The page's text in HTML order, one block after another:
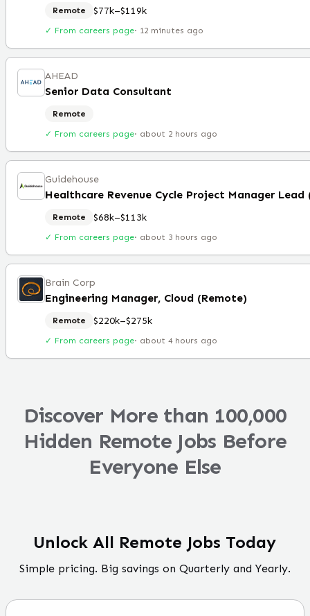
Remote $77k–$119k
✓ From careers page· 12 minutes ago
AHEAD
Senior Data Consultant
Remote
✓ From careers page· about 2 hours ago
Guidehouse
Remote $68k–$113k
✓ From careers page· about 3 hours ago
Brain Corp
Engineering Manager, Cloud (Remote)
Remote $220k–$275k
✓ From careers page· about 4 hours ago
Discover More than 100,000
Hidden Remote Jobs Before
Everyone Else
Unlock All Remote Jobs Today
Simple pricing. Big savings on Quarterly and Yearly.